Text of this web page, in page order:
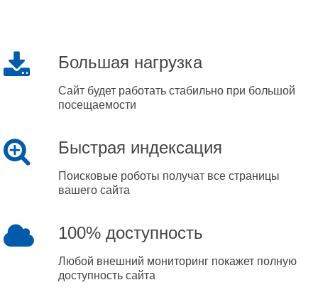
Большая нагрузка
Сайт будет работать стабильно при большой
посещаемости
Быстрая индексация
Поисковые роботы получат все страницы
вашего сайта
100% доступность
Любой внешний мониторинг покажет полную
доступность сайта